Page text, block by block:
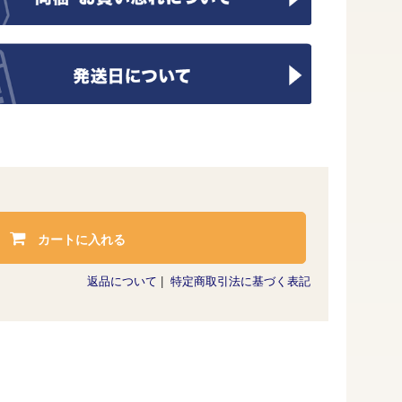
カートに入れる
返品について 特定商取引法に基づく表記